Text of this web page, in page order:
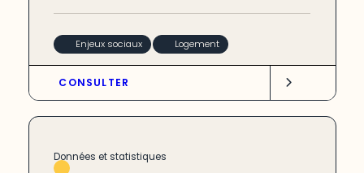
Enjeux sociaux Logement
CONSULTER
Données et statistiques